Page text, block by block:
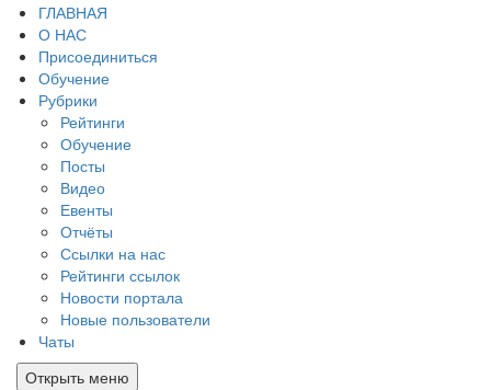
ГЛАВНАЯ
О НАС
Присоединиться
Обучение
Рубрики
Рейтинги
Обучение
Посты
Видео
Евенты
Отчёты
Ссылки на нас
Рейтинги ссылок
Новости портала
Новые пользователи
Чаты
Открыть меню